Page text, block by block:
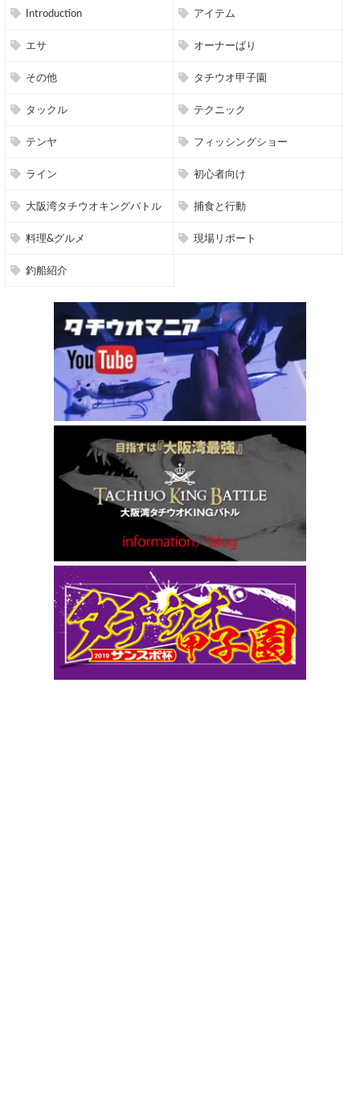
Introduction アイテム
エサ オーナーばり
その他 タチウオ甲子園
タックル テクニック
テンヤ フィッシングショー
ライン 初心者向け
大阪湾タチウオキングバトル 捕食と行動
料理&グルメ 現場リポート
釣船紹介